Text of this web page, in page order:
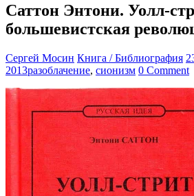
Саттон Энтони. Уолл-
большевистская
Сергей Мосин Книга / Библиография
2013разоблачение, сионизм 0 Comment